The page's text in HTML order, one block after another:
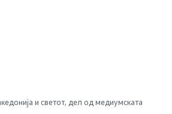
и светот, дел од медиумската